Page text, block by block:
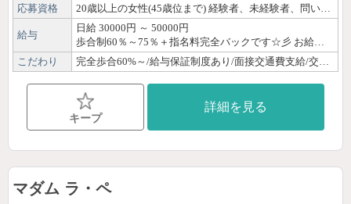
応募資格
給与
日給 30000円 ～ 50000円
こだわり
キープ
詳細を見る
マダム ラ・ペ